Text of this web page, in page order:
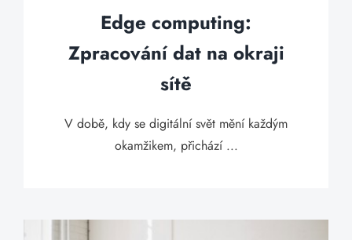
Edge computing:
Zpracování dat na okraji
sítě
V době, kdy se digitální svět mění každým
okamžikem, přichází ...